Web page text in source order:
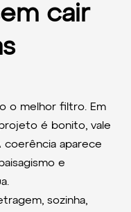
cair
o melhor filtro. Em
é bonito, vale
aparece
e
sozinha,